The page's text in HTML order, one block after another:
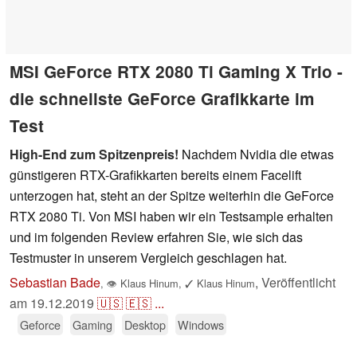
MSI GeForce RTX 2080 Ti Gaming X Trio -
die schnellste GeForce Grafikkarte im
Test
High-End zum Spitzenpreis! Nachdem Nvidia die etwas
günstigeren RTX-Grafikkarten bereits einem Facelift
unterzogen hat, steht an der Spitze weiterhin die GeForce
RTX 2080 Ti. Von MSI haben wir ein Testsample erhalten
und im folgenden Review erfahren Sie, wie sich das
Testmuster in unserem Vergleich geschlagen hat.
Sebastian Bade, 👁 Klaus Hinum, ✓ Klaus Hinum, Veröffentlicht
am 19.12.2019 🇺🇸🇪🇸 ...
Geforce Gaming Desktop Windows